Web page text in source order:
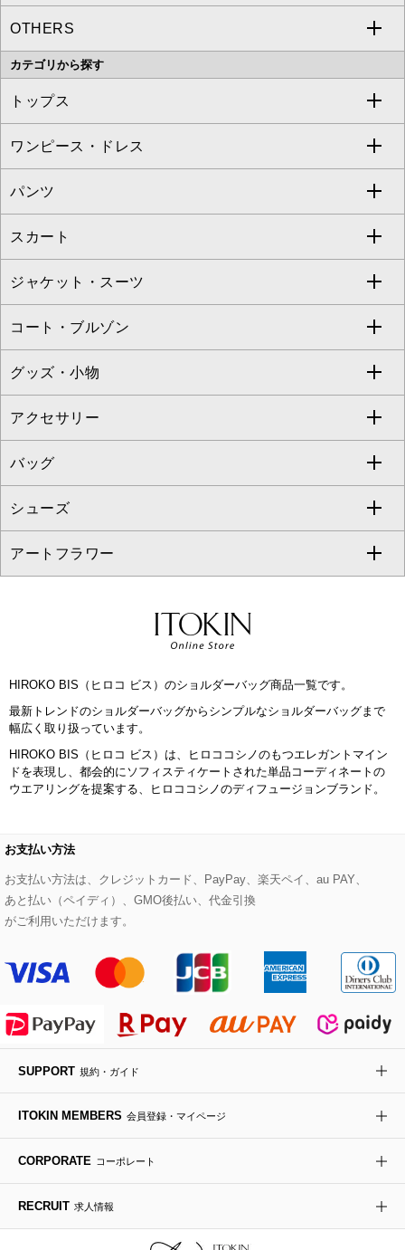
MK MICHEL KLEIN
OFUON le MK
MK MICHEL KLEIN BAG
HIROKO KOSHINO
re:edition project 165
HIROKO BIS
HIROKO BIS GRANDE
MICHEL KLEIN HOMME
MK MICHEL KLEIN HOMME
a.v.v
OTHERS
MK MICHEL KLEIN BAG
カテゴリから探す
トップス
すべてのトップス
カットソー・Tシャツ
ブラウス・シャツ
ニット・セーター
カーディガン
アンサンブルセット
ベスト・ジレ
パーカー
タンクトップ・キャミソール
スウェット・ジャージー
ワンピース・ドレス
すべてのワンピース・ドレス
ワンピース
ドレス
チュニック
ジャンパースカート
その他のワンピース・ドレス
パンツ
すべてのパンツ
フルレングスパンツ
クロップド・半端丈パンツ
ガウチョ・ワイドパンツ
ハーフ・ショート丈パンツ
サロペット・オールインワン
その他のパンツ
スカート
すべてのスカート
ロング・マキシ丈スカート
ひざ丈スカート
ミモレ丈スカート
ショート・ミニ丈スカート
その他のスカート
ジャケット・スーツ
すべてのジャケット・スーツ
テーラードジャケット
ノーカラージャケット
セットアップ
セットアップジャケット
セットアップパンツ
セットアップワンピース
その他のジャケット・スーツ
コート・ブルゾン
すべてのコート・ブルゾン
トレンチコート
ピーコート
ダッフルコート
チェスターコート
ノーカラーコート
ライダースジャケット
デニムジャケット
その他のコート・ブルゾン
グッズ・小物
すべてのグッズ・小物
マスク
ストール・マフラー・スヌード
ベルト・サスペンダー
財布・名刺入れ・ケース
ハンカチ・バンダナ
手袋
ネクタイ
ポーチ
傘・日傘
レッグウェア
時計
その他のグッズ・小物
アクセサリー
すべてのアクセサリー
ネックレス
ピアス・イヤリング
ブローチ・コサージュ
その他のアクセサリー
バッグ
すべてのバッグ
トートバッグ
クラッチバッグ
バックパック・リュック
ボディバッグ・メッセンジャーバッグ
ビジネスバッグ
その他のバッグ
シューズ
すべてのシューズ
ブーツ・ブーティー
フラットシューズ
ローファー
サンダル・ミュール
その他のシューズ
アートフラワー
オーキッド・胡蝶蘭
カサブランカ・カラー
ラナンキュラス
グリーン
その他のアートフラワー
HIROKO BIS（ヒロコ ビス）のショルダーバッグ商品一覧です。
最新トレンドのショルダーバッグからシンプルなショルダーバッグまで
幅広く取り扱っています。
HIROKO BIS（ヒロコ ビス）は、ヒロココシノのもつエレガントマイン
ドを表現し、都会的にソフィスティケートされた単品コーディネートの
ウエアリングを提案する、ヒロココシノのディフュージョンブランド。
お支払い方法
お支払い方法は、クレジットカード、PayPay、楽天ペイ、au PAY、
あと払い（ペイディ）、GMO後払い、代金引換
がご利用いただけます。
SUPPORT 規約・ガイド
ITOKIN MEMBERS 会員登録・マイページ
CORPORATE コーポレート
RECRUIT 求人情報